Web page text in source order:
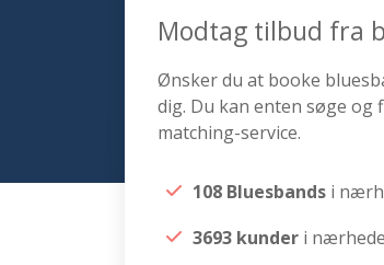
Modtag tilbud fra
Ønsker du at booke
dig. Du kan enten søge
matching-service.
108 Bluesbands i
3693 kunder i